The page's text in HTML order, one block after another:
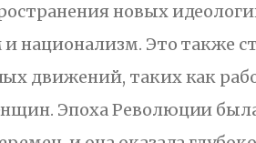
новых
национализм. Это также
движений, таких как
Эпоха Революции